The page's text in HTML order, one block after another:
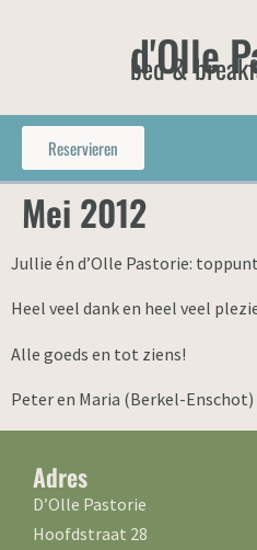
d'Olle
bed &
Reservieren
Mei 2012
Jullie én d’Olle Pastorie:
Heel veel dank en heel veel
Alle goeds en tot ziens!
Peter en Maria (Berkel-Enschot)
Adres
D’Olle Pastorie
Hoofdstraat 28